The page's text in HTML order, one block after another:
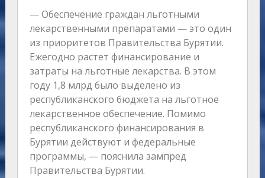
— Обеспечение граждан льготными
лекарственными препаратами — это один
из приоритетов Правительства Бурятии.
Ежегодно растет финансирование и
затраты на льготные лекарства. В этом
году 1,8 млрд было выделено из
республиканского бюджета на льготное
лекарственное обеспечение. Помимо
республиканского финансирования в
Бурятии действуют и федеральные
программы, — пояснила зампред
Правительства Бурятии.